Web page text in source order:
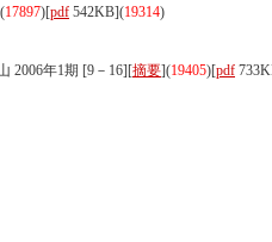
17897)[pdf 542KB](19314)
2006年1期 [9－16][摘要](19405)[pdf